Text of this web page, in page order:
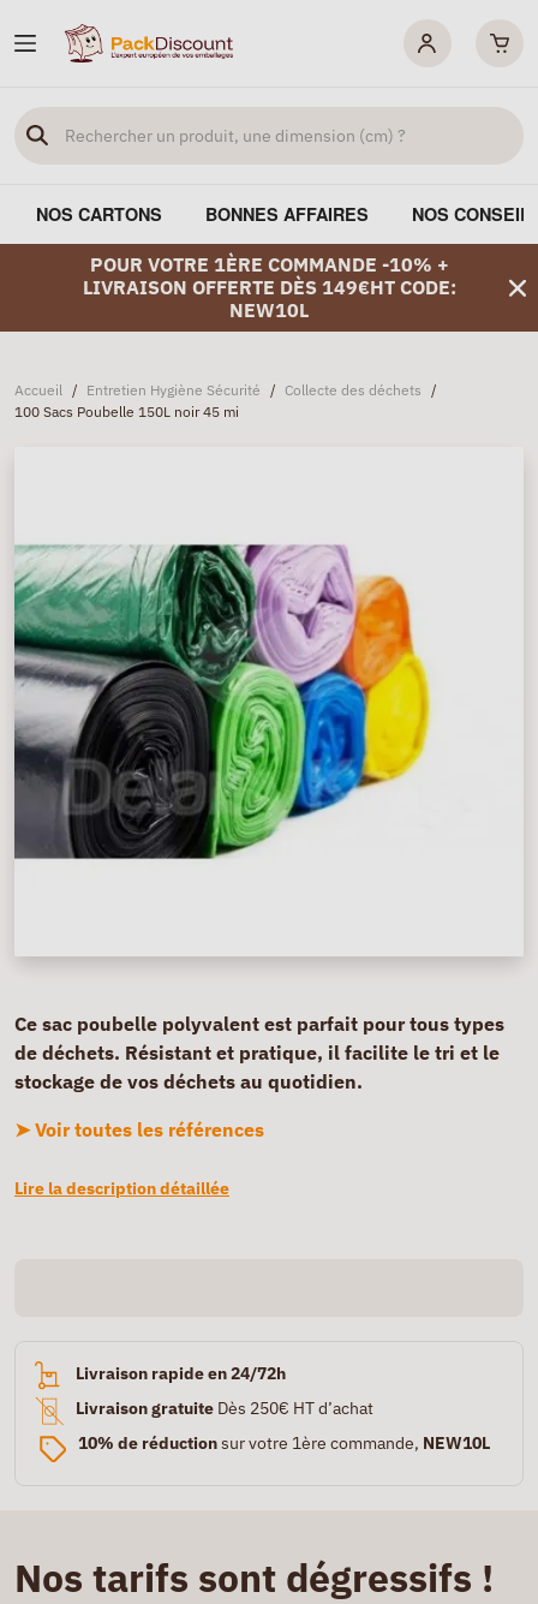
NOS CARTONS BONNES AFFAIRES NOS
POUR VOTRE 1ÈRE COMMANDE -10% +
LIVRAISON OFFERTE DÈS 149€HT CODE:
NEW10L
Accueil / Entretien Hygiène Sécurité / Collecte des déchets /
100 Sacs Poubelle 150L noir 45 mi
Ce sac poubelle polyvalent est parfait pour tous types
de déchets. Résistant et pratique, il facilite le tri et le
stockage de vos déchets au quotidien.
➤ Voir toutes les références
Lire la description détaillée
Livraison rapide en 24/72h
Livraison gratuite Dès 250€ HT d’achat
10% de réductionsur votre 1ère commande, NEW10L
Nos tarifs sont dégressifs !